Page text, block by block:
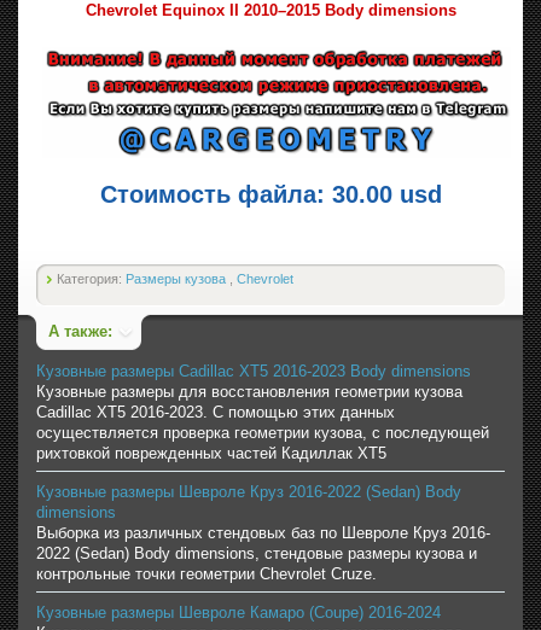
Chevrolet Equinox II 2010–2015 Body dimensions
Стоимость файла: 30.00 usd
Категория: Размеры кузова Chevrolet
А также:
Кузовные размеры Cadillac XT5 2016-2023 Body dimensions
Кузовные размеры для восстановления геометрии кузова
Cadillac XT5 2016-2023. С помощью этих данных
осуществляется проверка геометрии кузова, с последующей
рихтовкой поврежденных частей Кадиллак ХТ5
Кузовные размеры Шевроле Круз 2016-2022 (Sedan) Body
dimensions
Выборка из различных стендовых баз по Шевроле Круз 2016-
2022 (Sedan) Body dimensions, стендовые размеры кузова и
контрольные точки геометрии Chevrolet Cruze.
Кузовные размеры Шевроле Камаро (Coupe) 2016-2024